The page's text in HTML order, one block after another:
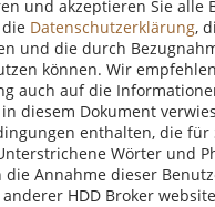
und akzeptieren Sie alle
Datenschutzerklärung,
und die durch
können. Wir
auch auf die
diesem Dokument
enthalten, die für
Wörter und
die Annahme dieser
HDD Broker